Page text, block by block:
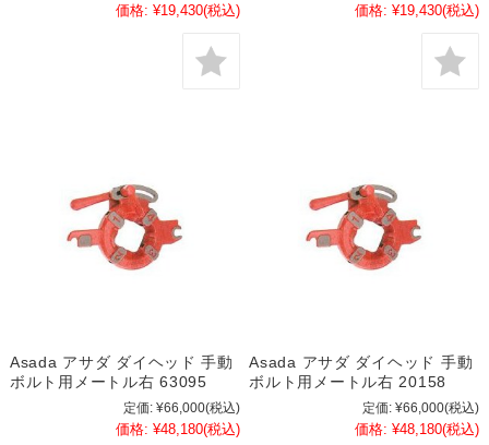
価格: ¥19,430(税込) 価格: ¥19,430(税込)
Asada アサダ ダイヘッド 手動
ボルト用メートル右 63095
定価: ¥66,000(税込)
価格: ¥48,180(税込)
Asada アサダ ダイヘッド 手動
ボルト用メートル右 20158
定価: ¥66,000(税込)
価格: ¥48,180(税込)